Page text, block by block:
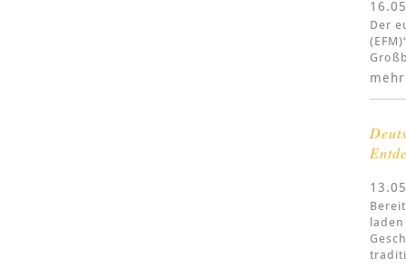
Der
mehr